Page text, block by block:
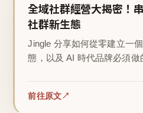
全域社群經營大揭密！
社群新生態
Jingle 分享如何從零建立一
態，以及 AI 時代品牌必須做
前往原文